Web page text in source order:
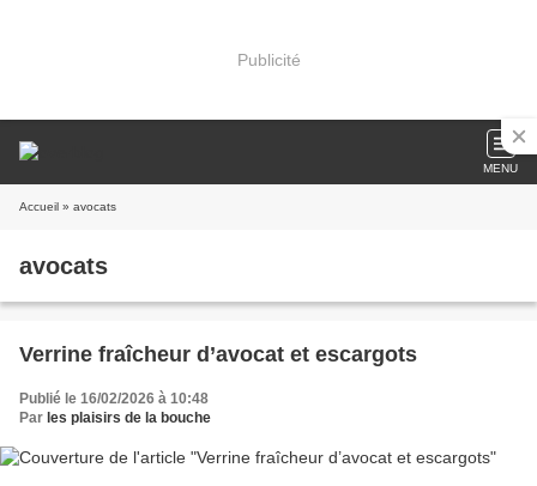
Publicité
MENU
Accueil » avocats
avocats
Verrine fraîcheur d’avocat et escargots
Publié le 16/02/2026 à 10:48
Par les plaisirs de la bouche